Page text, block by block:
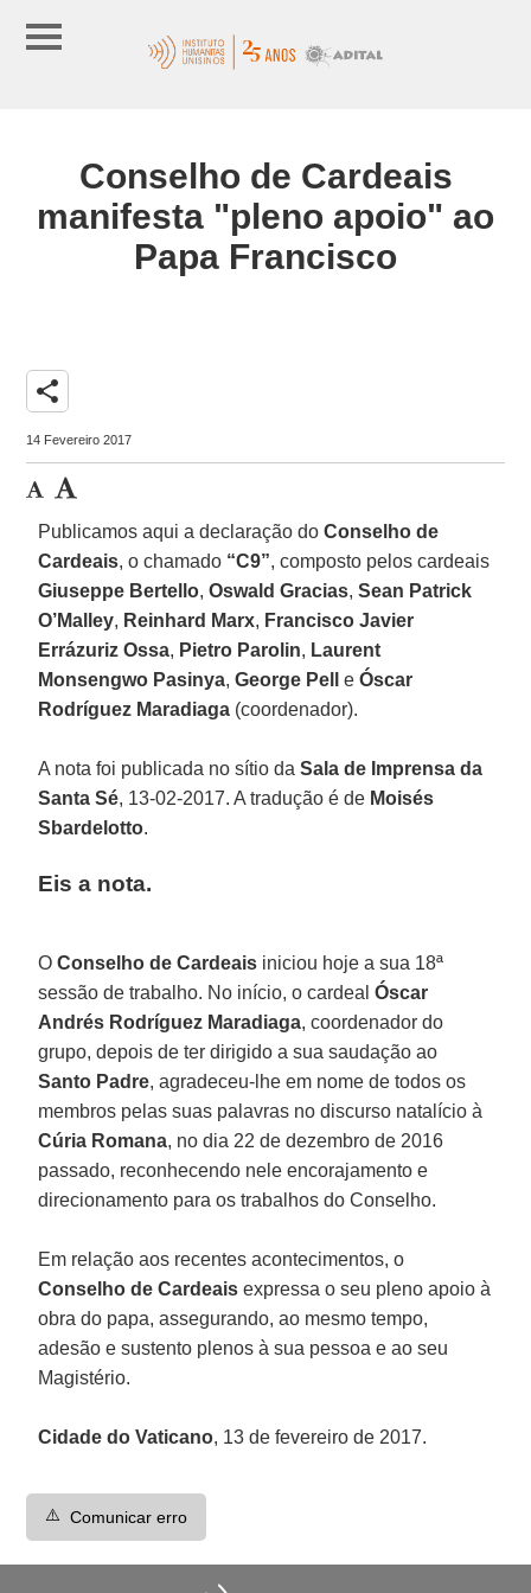
Conselho de Cardeais
manifesta "pleno apoio" ao
Papa Francisco
share
14 Fevereiro 2017
Publicamos aqui a declaração doConselho de
Cardeais, o chamado “C9”, composto pelos cardeais
Giuseppe Bertello,Oswald Gracias,Sean Patrick
O’Malley, Reinhard Marx, Francisco Javier
Errázuriz Ossa, Pietro Parolin, Laurent
Monsengwo Pasinya,George Pell eÓscar
Rodríguez Maradiaga (coordenador).
A nota foi publicada no sítio daSala de Imprensa da
Santa Sé, 13-02-2017. A tradução é de Moisés
Sbardelotto.
Eis a nota.
OConselho de Cardeais iniciou hoje a sua 18ª
sessão de trabalho. No início, o cardealÓscar
Andrés Rodríguez Maradiaga, coordenador do
grupo, depois de ter dirigido a sua saudação ao
Santo Padre, agradeceu-lhe em nome de todos os
membros pelas suas palavras no discurso natalício à
Cúria Romana, no dia 22 de dezembro de 2016
passado, reconhecendo nele encorajamento e
direcionamento para os trabalhos do Conselho.
Em relação aos recentes acontecimentos, o
Conselho de Cardeais expressa o seu pleno apoio à
obra do papa, assegurando, ao mesmo tempo,
adesão e sustento plenos à sua pessoa e ao seu
Magistério.
Cidade do Vaticano, 13 de fevereiro de 2017.
⚠️ Comunicar erro